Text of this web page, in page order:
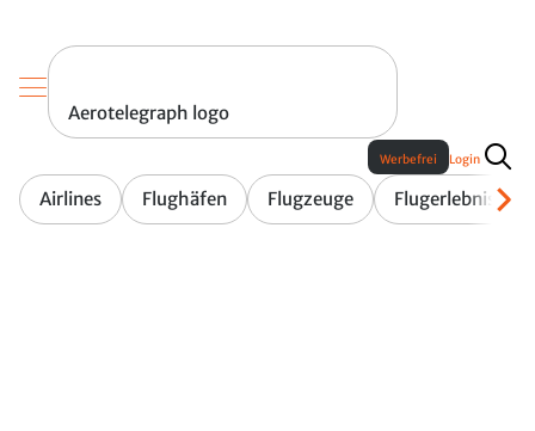
Aerotelegraph logo
Airlines Flughäfen Flugzeuge Flugerlebnis
Werbefrei Login